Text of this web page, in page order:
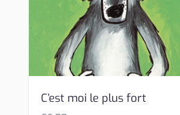
C’est moi le plus fort